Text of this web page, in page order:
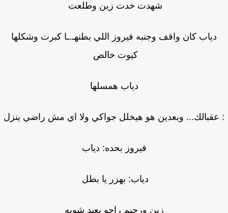
شهدت خدت زين وطلعت
دياب كان واقف وجنبه فيروز اللي بطنهـ.ـا كبرت وشكلها
كيوت خالص
دياب همسلها
وبعدين هو هيخلل جواكي ولا اي مش راضي ينزل
فيروز بحده: دياب
دياب: بهزر يا بطل
زين ورحيم راحو بعيد شويه